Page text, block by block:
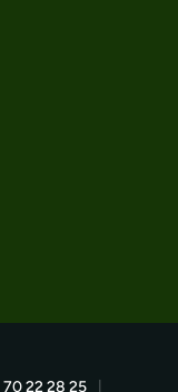
70 22 28 25